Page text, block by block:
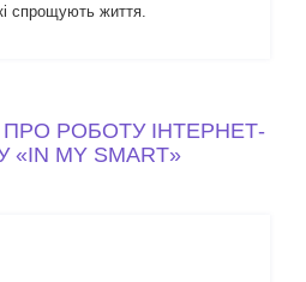
спрощують життя.
РОБОТУ ІНТЕРНЕТ-
MY SMART»